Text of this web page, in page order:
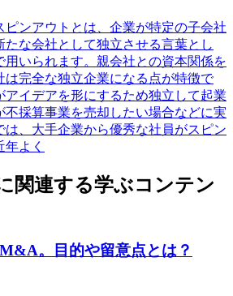
ピンアウトとは、企業が特定の子会社
な会社として独立させる言葉とし
用いられます。親会社との資本関係を
は完全な独立企業になる点が特徴で
アイデアを形にするため独立して起業
不採算事業を売却したい場合などに実
は、大手企業から優秀な社員がスピン
よく
関連する学ぶコンテン
。目的や留意点とは？